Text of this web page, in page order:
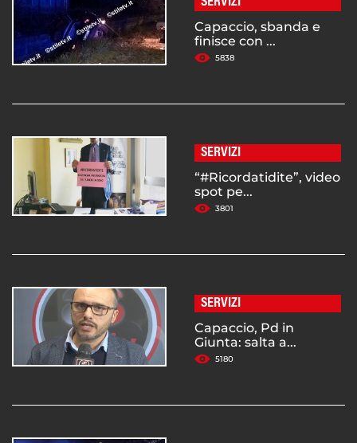
Capaccio, sbanda e
finisce con ...
5838
SERVIZI
“#Ricordatidite”, video
spot pe...
3801
SERVIZI
Capaccio, Pd in
Giunta: salta a...
5180